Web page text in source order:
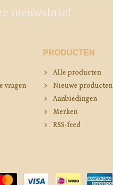
nieuwsbrief
vragen
PRODUCTEN
Alle producten
Nieuwe producten
Aanbiedingen
Merken
RSS-feed